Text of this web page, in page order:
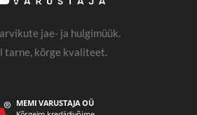
jae- ja hulgimüük.
tarne, kõrge kvaliteet.